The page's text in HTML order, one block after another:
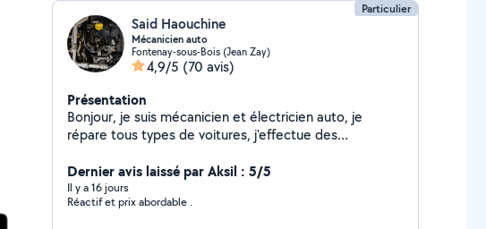
Particulier
Said Haouchine
Mécanicien auto
Fontenay-sous-Bois (Jean Zay)
4,9/5 (70 avis)
Présentation
Bonjour, je suis mécanicien et électricien auto, je
répare tous types de voitures, j'effectue des
réparation :freins / embrayage/ vidange/ lustrage de
phares/ changement ampoules..Ect.. Merci de me
contacter pour toutes demandes d'informations.
Dernier avis laissé par Aksil : 5/5
Il y a 16 jours
Réactif et prix abordable .